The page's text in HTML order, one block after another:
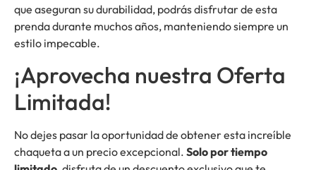
que aseguran su durabilidad, podrás disfrutar de esta
prenda durante muchos años, manteniendo siempre un
estilo impecable.
¡Aprovecha nuestra Oferta
Limitada!
No dejes pasar la oportunidad de obtener esta increíble
chaqueta a un precio excepcional. Solo por tiempo